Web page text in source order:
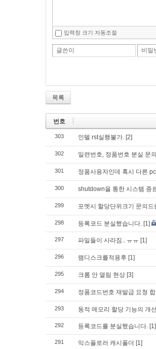
입력창 크기 자동조절
글쓴이 비밀
목록
번호
303 인텔 rst실행불가. [2]
302 일련번호, 정품번호 분실 문
301 정품사용자인데 혹시 다른
300 shutdown을 통한 시스템 종
299 포멧시 할당단위크기 문의드
298 등록코드 분실했습니다. [1]
297 파일들이 사라짐.. ㅠㅠ [1]
296 램디스크를적용후 [1]
295 크롬 안 열림 현상 [3]
294 정품코드번호 재발급 요청
293 동적 메모리 할당 기능의 개
292 등록코드를 분실했습니다. [1]
291 익스플로러 캐시폴더 [1]